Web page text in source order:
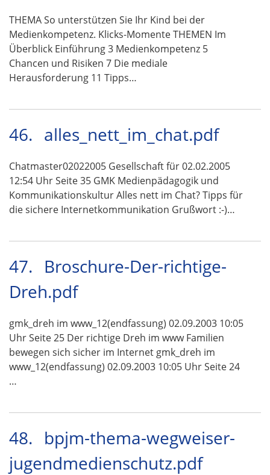
THEMA So unterstützen Sie Ihr Kind bei der
Medienkompetenz. Klicks-Momente THEMEN Im
Überblick Einführung 3 Medienkompetenz 5
Chancen und Risiken 7 Die mediale
Herausforderung 11 Tipps…
46. alles_nett_im_chat.pdf
Chatmaster02022005 Gesellschaft für 02.02.2005
12:54 Uhr Seite 35 GMK Medienpädagogik und
Kommunikationskultur Alles nett im Chat? Tipps für
die sichere Internetkommunikation Grußwort :-)…
47. Broschure-Der-richtige-
Dreh.pdf
gmk_dreh im www_12(endfassung) 02.09.2003 10:05
Uhr Seite 25 Der richtige Dreh im www Familien
bewegen sich sicher im Internet gmk_dreh im
www_12(endfassung) 02.09.2003 10:05 Uhr Seite 24
…
48. bpjm-thema-wegweiser-
jugendmedienschutz.pdf